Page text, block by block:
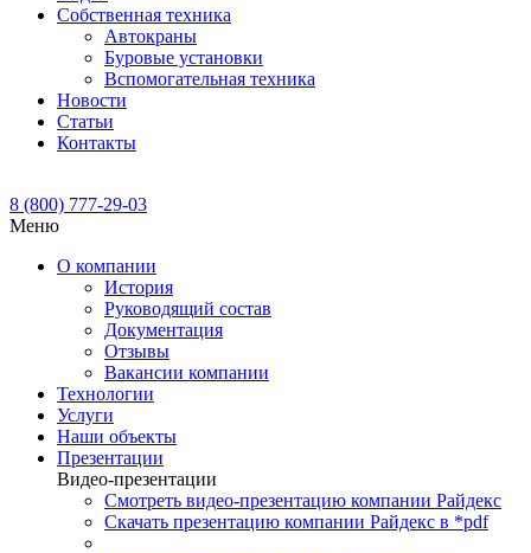
Собственная техника
Автокраны
Буровые установки
Вспомогательная техника
Новости
Статьи
Контакты
8 (800) 777-29-03
Меню
О компании
История
Руководящий состав
Документация
Отзывы
Вакансии компании
Технологии
Услуги
Наши объекты
Презентации
Видео-презентации
Смотреть видео-презентацию компании Райдекс
Скачать презентацию компании Райдекс в *pdf